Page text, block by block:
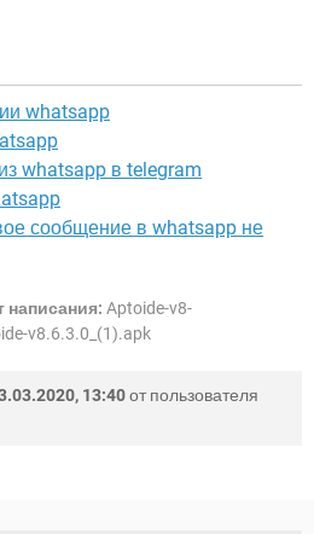
whatsapp
whatsapp в telegram
сообщение в whatsapp не
написания: Aptoide-v8-
v8.6.3.0_(1).apk
13:40от пользователя